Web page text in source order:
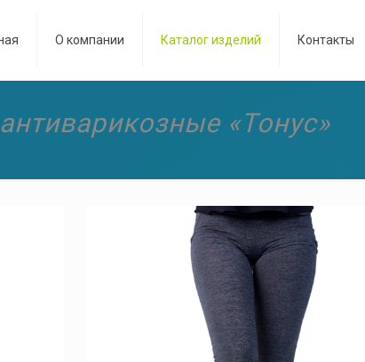
О компании Каталог изделий Контакты
«Тонус»